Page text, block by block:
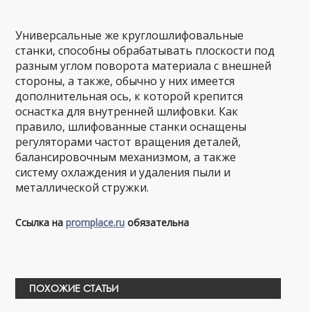
Универсальные же круглошлифовальные
станки, способны обрабатывать плоскости под
разным углом поворота материала с внешней
стороны, а также, обычно у них имеется
дополнительная ось, к которой крепится
оснастка для внутренней шлифовки. Как
правило, шлифованные станки оснащены
регуляторами частот вращения деталей,
балансировочным механизмом, а также
систему охлаждения и удаления пыли и
металлической стружки.
Ссылка наpromplace.ru обязательна
ПОХОЖИЕ СТАТЬИ